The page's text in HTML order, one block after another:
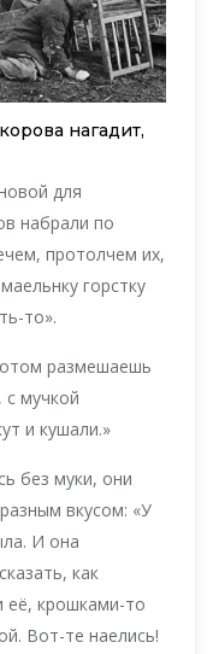
нагадит,
для
набрали по
протолчем их,
горстку
то».
размешаешь
с мучкой
и кушали.»
без муки, они
вкусом: «У
И она
как
её, крошками-то
Вот-те наелись!